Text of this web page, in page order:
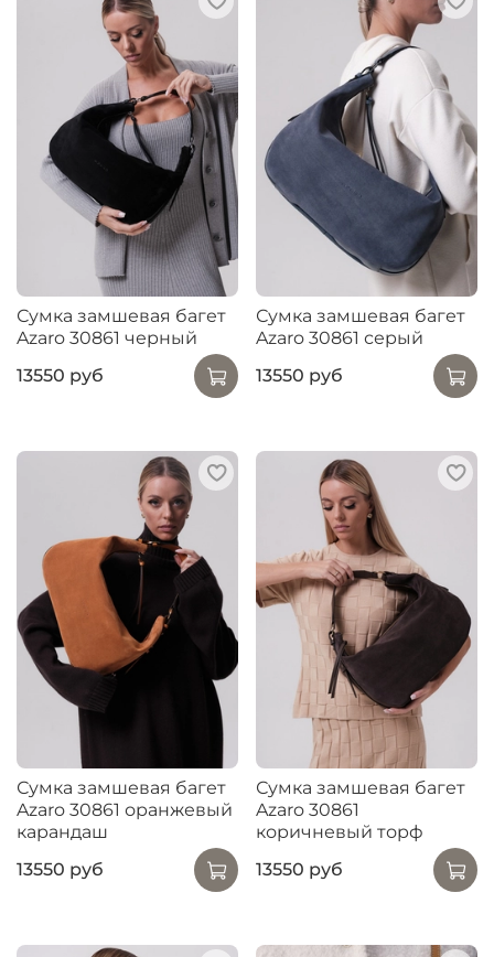
Сумка замшевая багет
Azaro 30861 черный
13550 руб
Сумка замшевая багет
Azaro 30861 серый
13550 руб
Сумка замшевая багет
Azaro 30861 оранжевый
карандаш
13550 руб
Сумка замшевая багет
Azaro 30861
коричневый торф
13550 руб